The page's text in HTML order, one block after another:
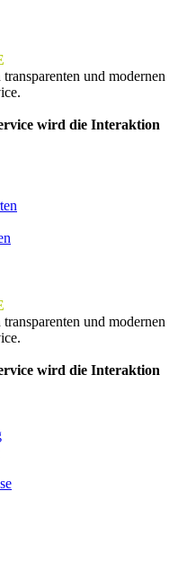
und modernen
wird die Interaktion
und modernen
wird die Interaktion